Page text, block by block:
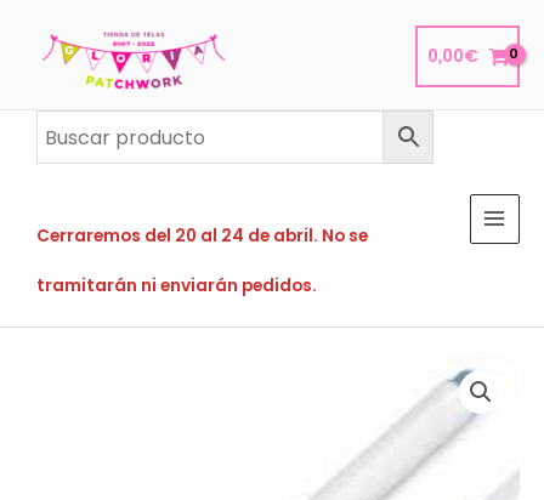
0,00€
Cerraremos del 20 al 24 de abril. No se
tramitarán ni enviarán pedidos.